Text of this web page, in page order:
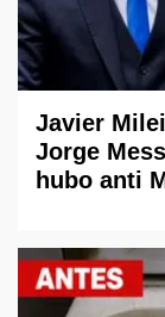
Javier
Jorge
hubo anti